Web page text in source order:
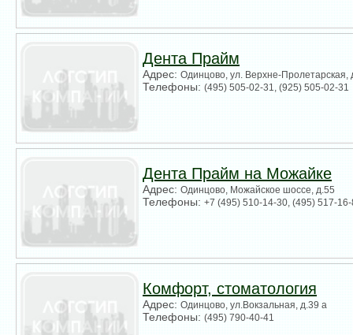
Дента Прайм
Адрес:Одинцово, ул. Верхне-Пролетарская,
Телефоны:(495) 505-02-31, (925) 505-02-31
Дента Прайм на Можайке
Адрес:Одинцово, Можайское шоссе, д.55
Телефоны:+7 (495) 510-14-30, (495) 517-
Комфорт, стоматология
Адрес:Одинцово, ул.Вокзальная, д.39 а
Телефоны:(495) 790-40-41